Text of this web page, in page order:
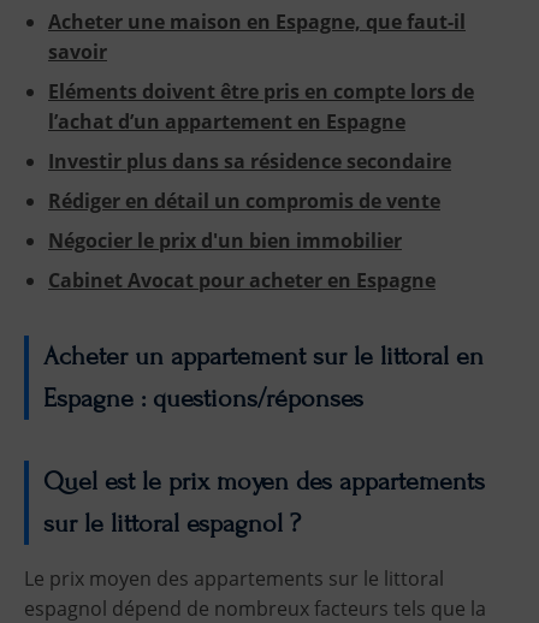
Acheter une maison en Espagne, que faut-il
savoir
Eléments doivent être pris en compte lors de
l’achat d’un appartement en Espagne
Investir plus dans sa résidence secondaire
Rédiger en détail un compromis de vente
Négocier le prix d'un bien immobilier
Cabinet Avocat pour acheter en Espagne
Acheter un appartement sur le littoral en
Espagne : questions/réponses
Quel est le prix moyen des appartements
sur le littoral espagnol ?
Le prix moyen des appartements sur le littoral
espagnol dépend de nombreux facteurs tels que la